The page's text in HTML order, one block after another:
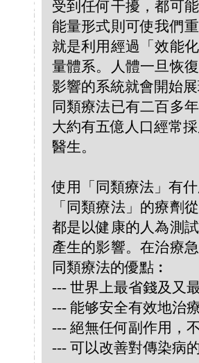
受到任何干擾，都可
能量形式則可使我們
就是利用經過「效能
量體系。人體一旦恢
影響的系統就會開始
同類療法已有二百多
大約有五億人口經常
醫生。
使用「同類療法」有
「同類療法」的療劑
都是以健康的人為測
產生的影響。在治療
同類療法的優點︰
--- 世界上最省錢及又
--- 能够安全有效地治
--- 絕無任何副作用，
--- 可以改善對傳染病